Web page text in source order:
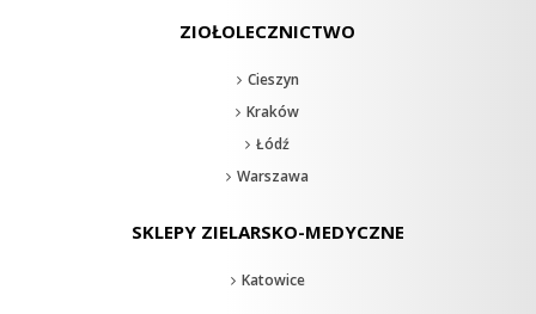
ZIOŁOLECZNICTWO
Cieszyn
Kraków
Łódź
Warszawa
SKLEPY ZIELARSKO-MEDYCZNE
Katowice